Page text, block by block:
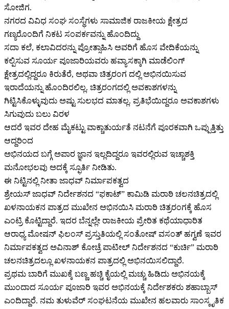
ಸೋಜಿಗ.
ನಗರದ ವಿವಿಧ ಸಂಘ ಸಂಸ್ಥೆಗಳು ಸಾಮಾಜಿಕ ರಾಜಕೀಯ ಕ್ಷೇತ್ರದ
ಗಣ್ಯರೊಂದಿಗೆ ನಿಕಟ ಸಂಪರ್ಕವನ್ನು ಹೊಂದಿದ್ದು
ಸದಾ ಕಲೆ, ಕಲಾವಿದರನ್ನು ಪ್ರೋತ್ಸಾಹಿಸಿ ಅವರಿಗೆ ಹೊಸ ವೇದಿಕೆಯನ್ನು
ಕಲ್ಪಿಸುವ ಸೂರ್ಯ ಪೂಜಾರಿಯವರು ಹವ್ಯಾಸಕ್ಕಾಗಿ ಮಾಡೆಲಿಂಗ್
ಕ್ಷೇತ್ರದಲ್ಲಿದ್ದರೂ ಕಿರುತೆರೆ, ಅಥವಾ ಚಿತ್ರರಂಗ ದಲ್ಲಿ ಅಭಿನಯಿಸುವ
ಇರಾದೆಯನ್ನು ಹೊಂದಿರಲಿಲ್ಲ. ಚಿತ್ರರಂಗದಲ್ಲಿ ಅವಕಾಶಗಳನ್ನು
ಗಿಟ್ಟಿಸಿಕೊಳ್ಳುವುದು ಅಷ್ಟು ಸುಲಭದ ಮಾತಲ್ಲ. ಪ್ರತಿಭೆಯಿದ್ದರೂ ಅವಕಾಶಗಳು
ಸಿಗುವುದು ಬಲು ವಿರಳ
ಆದರೆ ಇವರ ದೇಹ ಮೈಕಟ್ಟು ವಾಕ್ಚಾತುರ್ಯತೆ ನಟನೆಗೆ ಪೂರಕವಾಗಿ ಒಪ್ಪುತ್ತಿತ್ತು
ಆದ್ದರಿಂದ
ಅಭಿನಯದ ಬಗ್ಗೆ ಅಪಾರ ಜ್ಞಾನ ಇಲ್ಲದಿದ್ದರೂ ಇವರಲ್ಲಿರುವ ಇಚ್ಚಾಶಕ್ತಿ
ಮನೋಭಲವು ಅದಕ್ಕೆ ಸ್ಫೂರ್ತಿ ನೀಡಿತು.
ಈ ನಿಟ್ಟಿನಲ್ಲಿ ನೀತಾ ಜಾಧವ್ ನಿರ್ಮಾಪಕತ್ವದ
ಶ್ರೇಯಸ್ ಜಾಧವ್ ನಿರ್ದೇಶನದ “ಫಕಾಟ್” ಕಾಮಿಡಿ ಮರಾಠಿ ಚಲನಚಿತ್ರದಲ್ಲಿ
ಖಳನಾಯಕನ ಪಾತ್ರದ ಮುಖೇನ ಅಭಿನಯಿಸಿ ಮರಾಠಿ ಚಿತ್ರರಂಗಕ್ಕೆ ಹೊಸ
ಎಂಟ್ರಿ ಕೊಟ್ಟಿದ್ದಾರೆ. ಇದರ ಬೆನ್ನಲ್ಲೇ ರಾಜಕೀಯ ಪ್ರೇರಿತ ಕಥೆಯಾಧಾರಿತ
ಆರಾಧ್ಯ ಮೋಷನ್ ಫಿಲಂಸ್ ಪ್ರಸ್ತುತಿಯಲ್ಲಿ ಸಂತೋಷ್ ವಸಂತ್ ಹಗ್ವಣೆ ಇವರ
ನಿರ್ಮಾಪಕತ್ವದ ಅವಿನಾಶ್ ಕೋಚ್ರೆ ಪಾಟೀಲ್ ನಿರ್ದೇಶನದ “ಕುರ್ಚಿ” ಮರಾಠಿ
ಚಲನಚಿತ್ರದಲ್ಲೂ ಖಳನಾಯಕನ ಪಾತ್ರದಲ್ಲಿ ಅಭಿನಯಿಸಲಿದ್ದಾರೆ.
ಪ್ರಥಮ ಬಾರಿಗೆ ಮುಖಕ್ಕೆ ಬಣ್ಣ ಹಚ್ಚಿ ಕೈಯಲ್ಲಿ ಮಚ್ಚು ಹಿಡಿದು ಅಭಿನಯಕ್ಕೆ
ಮುಂದಾದ ಸೂರ್ಯ ಪೂಜಾರಿ ಇವರ ಅಭಿನಯಕ್ಕೆ ನಿರ್ದೇಶಕರು ಶಹಾಬ್ಬಾಸ್
ಎಂದಿದ್ದಾರೆ. ನಮ ತುಳುವೆರ್ ಸಂಘಟನೆಯ ಮುಖೇನ ಹಲವಾರು ಸಾಂಸ್ಕೃತಿಕ